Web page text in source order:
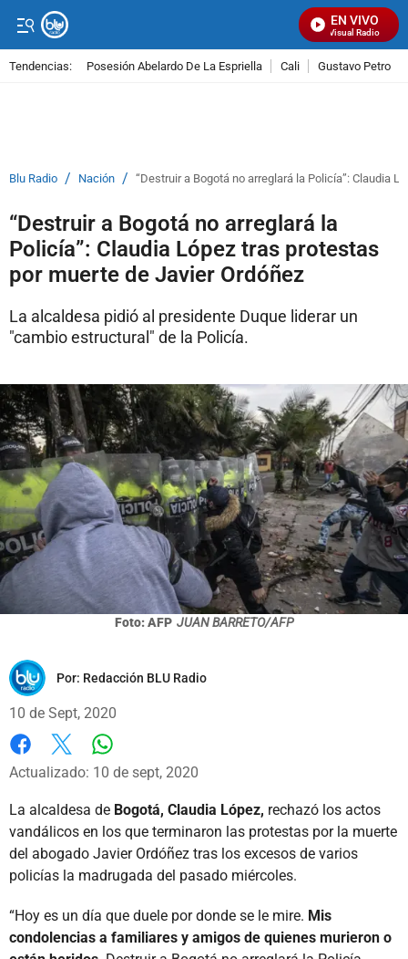
EN VIVO
Señal Visual Radio
Tendencias: Posesión Abelardo De La Espriella Cali Gustavo Petro
Blu Radio / Nación / “Destruir a Bogotá no arreglará la Policía”: Claudia
“Destruir a Bogotá no arreglará la
Policía”: Claudia López tras protestas
por muerte de Javier Ordóñez
La alcaldesa pidió al presidente Duque liderar un
"cambio estructural" de la Policía.
Foto: AFP JUAN BARRETO/AFP
Por: Redacción BLU Radio
10 de Sept, 2020
Facebook
X
Actualizado: 10 de sept, 2020
La alcaldesa de Bogotá, Claudia López, rechazó los actos
vandálicos en los que terminaron las protestas por la muerte
del abogado Javier Ordóñez tras los excesos de varios
policías la madrugada del pasado miércoles.
“Hoy es un día que duele por donde se le mire. Mis
condolencias a familiares y amigos de quienes murieron o